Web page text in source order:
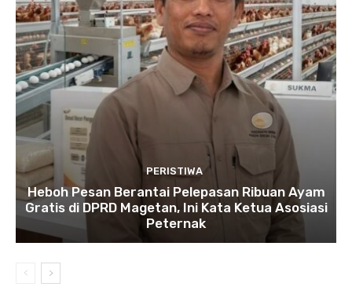
PERISTIWA
Heboh Pesan Berantai Pelepasan Ribuan Ayam
Gratis di DPRD Magetan, Ini Kata Ketua Asosiasi
Peternak